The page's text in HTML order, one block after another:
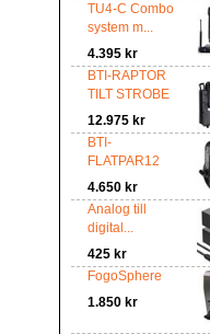
TU4-C Combo
system m...
4.395 kr
BTI-RAPTOR
TILT STROBE
12.975 kr
BTI-
FLATPAR12
4.650 kr
Analog till
digital...
425 kr
FogoSphere
1.850 kr